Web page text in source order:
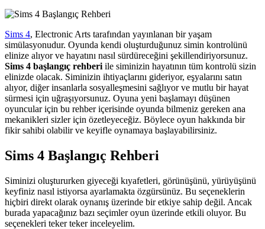
Sims 4, Electronic Arts tarafından yayınlanan bir yaşam
simülasyonudur. Oyunda kendi oluşturduğunuz simin kontrolünü
elinize alıyor ve hayatını nasıl sürdüreceğini şekillendiriyorsunuz.
Sims 4 başlangıç rehberi ile siminizin hayatının tüm kontrolü sizin
elinizde olacak. Siminizin ihtiyaçlarını gideriyor, eşyalarını satın
alıyor, diğer insanlarla sosyalleşmesini sağlıyor ve mutlu bir hayat
sürmesi için uğraşıyorsunuz. Oyuna yeni başlamayı düşünen
oyuncular için bu rehber içerisinde oyunda bilmeniz gereken ana
mekanikleri sizler için özetleyeceğiz. Böylece oyun hakkında bir
fikir sahibi olabilir ve keyifle oynamaya başlayabilirsiniz.
Sims 4 Başlangıç Rehberi
Siminizi oluştururken giyeceği kıyafetleri, görünüşünü, yürüyüşünü
keyfiniz nasıl istiyorsa ayarlamakta özgürsünüz. Bu seçeneklerin
hiçbiri direkt olarak oynanış üzerinde bir etkiye sahip değil. Ancak
burada yapacağınız bazı seçimler oyun üzerinde etkili oluyor. Bu
seçenekleri teker teker inceleyelim.